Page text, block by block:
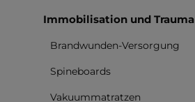
Immobilisation und Trauma
Brandwunden-Versorgung
Spineboards
Vakuummatratzen